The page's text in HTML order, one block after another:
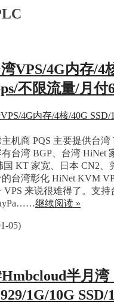
VPS/4G内存/4
不限流量/月付
机商 PQS 主要提供台湾
台湾 BGP、台湾 HiNet
KT 家宽、日本 CN2、
台湾彰化 HiNet KVM
VPS 来说很难得了。支
继续阅读 »
05)
半月湾
1G/10G